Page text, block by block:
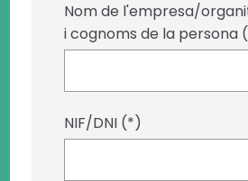
Nom de l'empresa/
i cognoms de la persona
NIF/DNI (*)